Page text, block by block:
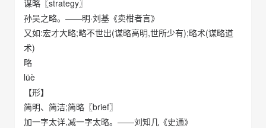
谋略〖strategy〗
孙吴之略。——明·刘基《卖柑者言》
又如:宏才大略;略不世出(谋略高明,世所少有);略术(谋略道
术)
略
lüè
【形】
简明、简洁;简略〖brief〗
加一字太详,减一字太略。——刘知几《史通》